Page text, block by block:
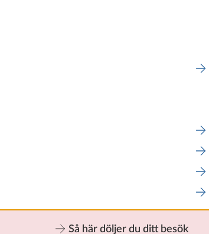
Så här döljer du ditt besök